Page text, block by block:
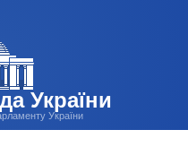
України
України